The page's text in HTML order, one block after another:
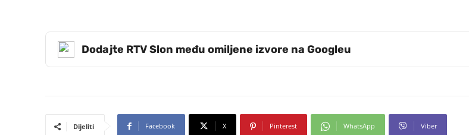
Dodajte RTV Slon među omiljene izvore na Googleu
Dijeliti Facebook X Pinterest WhatsApp Viber